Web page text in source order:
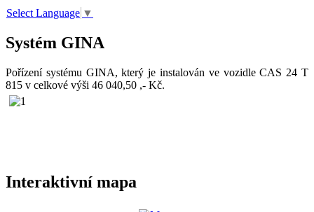
Select Language ▼
Systém GINA
Pořízení systému GINA, který je instalován ve vozidle CAS 24 T
815 v celkové výši 46 040,50 ,- Kč.
Interaktivní mapa